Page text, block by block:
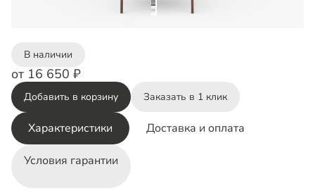
В наличии
от 16 650 ₽
Добавить в корзину Заказать в 1 клик
Характеристики Доставка и оплата
Условия гарантии